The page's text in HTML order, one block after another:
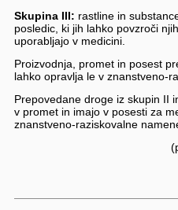
Skupina III: rastline in
posledic, ki jih lahko povzroči
uporabljajo v medicini.
Proizvodnja, promet in posest
lahko opravlja le v znanstveno-
Prepovedane droge iz skupin II
v promet in imajo v posesti za
znanstveno-raziskovalne